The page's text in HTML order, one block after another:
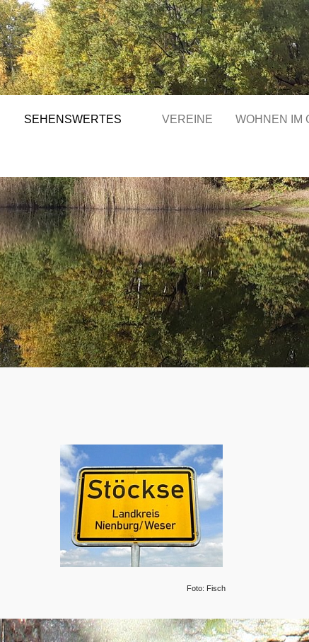
SEHENSWERTES VEREINE WOHNEN IM
Foto: Fisch